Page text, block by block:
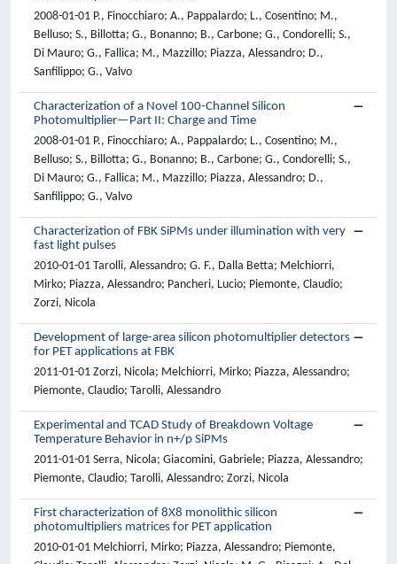
2008-01-01 P., Finocchiaro; A., Pappalardo; L., Cosentino; M.,
Belluso; S., Billotta; G., Bonanno; B., Carbone; G., Condorelli; S.,
Di Mauro; G., Fallica; M., Mazzillo; Piazza, Alessandro; D.,
Sanfilippo; G., Valvo
Characterization of a Novel 100-Channel Silicon
Photomultiplier—Part II: Charge and Time
2008-01-01 P., Finocchiaro; A., Pappalardo; L., Cosentino; M.,
Belluso; S., Billotta; G., Bonanno; B., Carbone; G., Condorelli; S.,
Di Mauro; G., Fallica; M., Mazzillo; Piazza, Alessandro; D.,
Sanfilippo; G., Valvo
Characterization of FBK SiPMs under illumination with very
fast light pulses
2010-01-01 Tarolli, Alessandro; G. F., Dalla Betta; Melchiorri,
Mirko; Piazza, Alessandro; Pancheri, Lucio; Piemonte, Claudio;
Zorzi, Nicola
Development of large-area silicon photomultiplier detectors
for PET applications at FBK
2011-01-01 Zorzi, Nicola; Melchiorri, Mirko; Piazza, Alessandro;
Piemonte, Claudio; Tarolli, Alessandro
Experimental and TCAD Study of Breakdown Voltage
Temperature Behavior in n+/p SiPMs
2011-01-01 Serra, Nicola; Giacomini, Gabriele; Piazza, Alessandro;
Piemonte, Claudio; Tarolli, Alessandro; Zorzi, Nicola
First characterization of 8X8 monolithic silicon
photomultipliers matrices for PET application
2010-01-01 Melchiorri, Mirko; Piazza, Alessandro; Piemonte,